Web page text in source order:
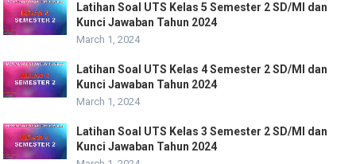
Latihan Soal UTS Kelas 5 Semester 2 SD/MI dan
Kunci Jawaban Tahun 2024
March 1, 2024
Latihan Soal UTS Kelas 4 Semester 2 SD/MI dan
Kunci Jawaban Tahun 2024
March 1, 2024
Latihan Soal UTS Kelas 3 Semester 2 SD/MI dan
Kunci Jawaban Tahun 2024